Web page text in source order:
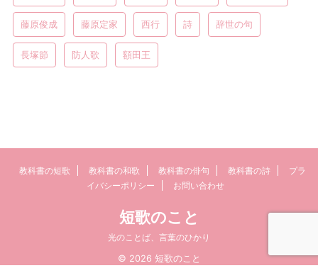
藤原俊成 藤原定家 西行 詩 辞世の句
長塚節 防人歌 額田王
教科書の短歌 教科書の和歌 教科書の俳句 教科書の詩
プラ
イバシーポリシー
お問い合わせ
短歌のこと
光のことば、言葉のひかり
© 2026 短歌のこと